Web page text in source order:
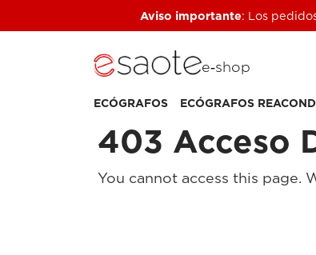
Aviso importante: Los
e‑shop
ECÓGRAFOS ECÓGRAFOS
403 Acceso
You cannot access this page.